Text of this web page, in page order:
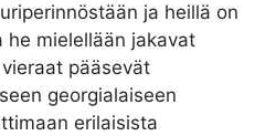
ja heillä on
mielellään jakavat
pääsevät
georgialaiseen
erilaisista